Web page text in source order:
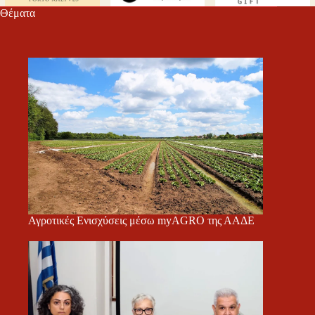
Θέματα
Αγροτικές Ενισχύσεις μέσω myAGRO της ΑΑΔΕ